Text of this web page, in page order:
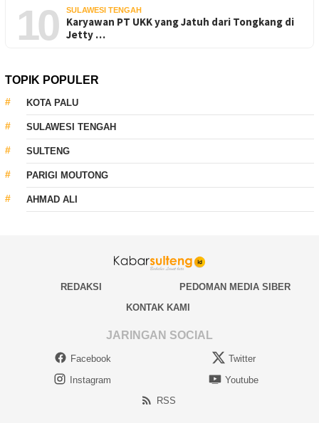
10 SULAWESI TENGAH
Karyawan PT UKK yang Jatuh dari Tongkang di
Jetty …
TOPIK POPULER
KOTA PALU
SULAWESI TENGAH
SULTENG
PARIGI MOUTONG
AHMAD ALI
REDAKSI
PEDOMAN MEDIA SIBER
KONTAK KAMI
JARINGAN SOCIAL
Facebook
Twitter
Instagram
Youtube
RSS